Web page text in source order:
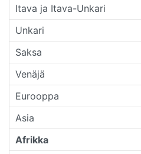
Itava ja Itava-Unkari
Unkari
Saksa
Venäjä
Eurooppa
Asia
Afrikka